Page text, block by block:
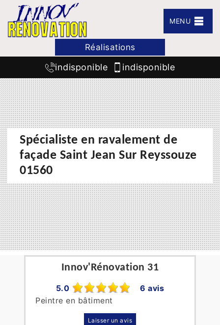
MENU
Réalisations
indisponible indisponible
Spécialiste en ravalement de
façade Saint Jean Sur Reyssouze
01560
Innov'Rénovation 31
5.0
6 avis
Peintre en bâtiment
Laisser un avis